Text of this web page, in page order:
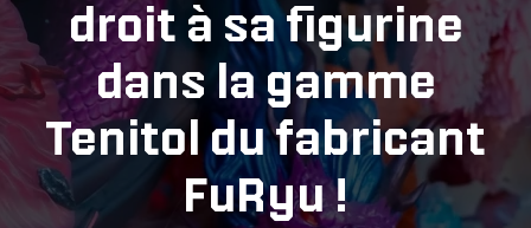
droit à sa figurine
dans la gamme
Tenitol du fabricant
FuRyu !